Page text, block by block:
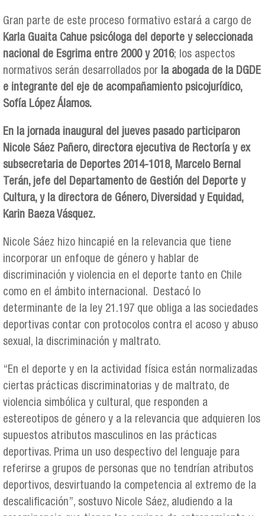
Gran parte de este proceso formativo estará a cargo de
Karla Guaita Cahue psicóloga del deporte y seleccionada
nacional de Esgrima entre 2000 y 2016; los aspectos
normativos serán desarrollados por la abogada de la DGDE
e integrante del eje de acompañamiento psicojurídico,
Sofía López Álamos.
En la jornada inaugural del jueves pasado participaron
Nicole Sáez Pañero, directora ejecutiva de Rectoría y ex
subsecretaria de Deportes 2014-1018, Marcelo Bernal
Terán, jefe del Departamento de Gestión del Deporte y
Cultura, y la directora de Género, Diversidad y Equidad,
Karin Baeza Vásquez.
Nicole Sáez hizo hincapié en la relevancia que tiene
incorporar un enfoque de género y hablar de
discriminación y violencia en el deporte tanto en Chile
como en el ámbito internacional. Destacó lo
determinante de la ley 21.197 que obliga a las sociedades
deportivas contar con protocolos contra el acoso y abuso
sexual, la discriminación y maltrato.
“En el deporte y en la actividad física están normalizadas
ciertas prácticas discriminatorias y de maltrato, de
violencia simbólica y cultural, que responden a
estereotipos de género y a la relevancia que adquieren los
supuestos atributos masculinos en las prácticas
deportivas. Prima un uso despectivo del lenguaje para
referirse a grupos de personas que no tendrían atributos
deportivos, desvirtuando la competencia al extremo de la
descalificación”, sostuvo Nicole Sáez, aludiendo a la